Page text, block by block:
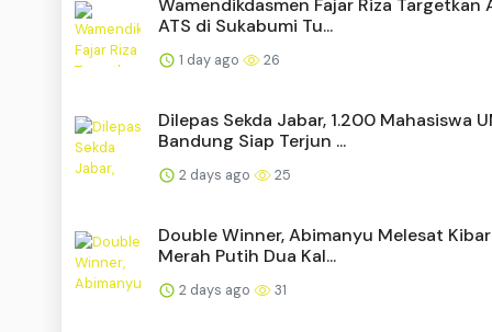
ATS di Sukabumi Tu...
1 day ago 26
Dilepas Sekda Jabar, 1.200 Mahasiswa
Bandung Siap Terjun ...
2 days ago 25
Double Winner, Abimanyu Melesat
Merah Putih Dua Kal...
2 days ago 31